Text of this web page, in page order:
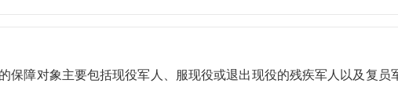
象主要包括现役军人、服现役或退出现役的残疾军人以及复员